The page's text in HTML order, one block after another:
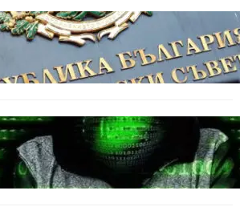
прие нов статут за професиите в
подготовка
дългогодишен пробив в
информационни системи